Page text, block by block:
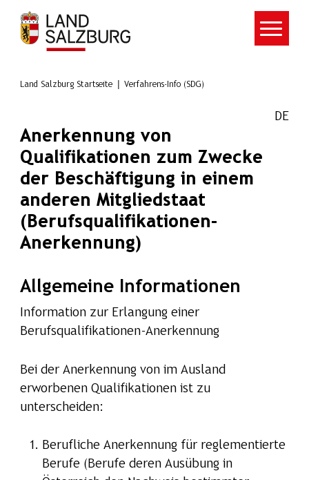
Zum Hauptinhalt springen
Land Salzburg Startseite Verfahrens-Info (SDG)
DE
Anerkennung von
Qualifikationen zum Zwecke
der Beschäftigung in einem
anderen Mitgliedstaat
(Berufsqualifikationen-
Anerkennung)
Allgemeine Informationen
Information zur Erlangung einer
Berufsqualifikationen-Anerkennung
Bei der Anerkennung von im Ausland
erworbenen Qualifikationen ist zu
unterscheiden:
Berufliche Anerkennung für reglementierte
Berufe (Berufe deren Ausübung in